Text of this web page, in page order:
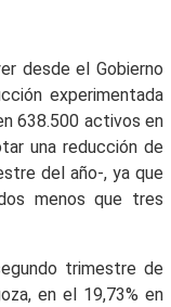
desde el Gobierno
experimentada
638.500 activos en
una reducción de
del año-, ya que
menos que tres
trimestre de
en el 19,73% en